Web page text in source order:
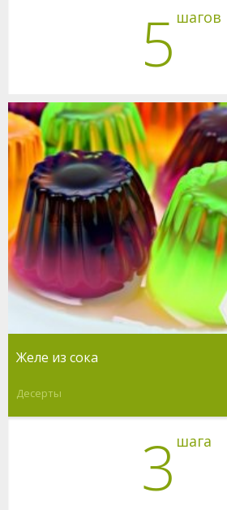
5 шагов
Желе из сока
Десерты
3 шага